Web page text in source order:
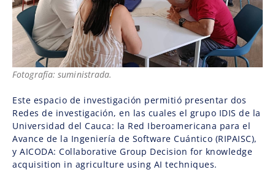
Fotografía: suministrada.
Este espacio de investigación permitió presentar dos
Redes de investigación, en las cuales el grupo IDIS de la
Universidad del Cauca: la Red Iberoamericana para el
Avance de la Ingeniería de Software Cuántico (RIPAISC),
y AICODA: Collaborative Group Decision for knowledge
acquisition in agriculture using AI techniques.